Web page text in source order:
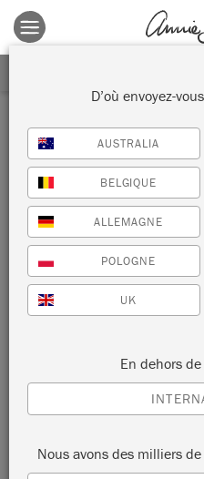
Les conditions générales
détails.
D’où envoyez-
AUSTRALIA
BELGIQUE
ALLEMAGNE
POLOGNE
UK
En dehors
Nous avons des milliers